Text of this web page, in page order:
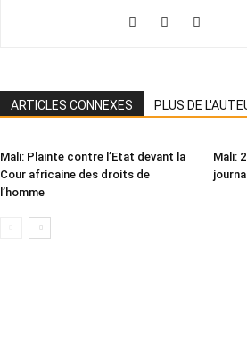
ARTICLES CONNEXES PLUS DE
Mali: Plainte contre l’Etat devant la
Cour africaine des droits de
l’homme
Mali: